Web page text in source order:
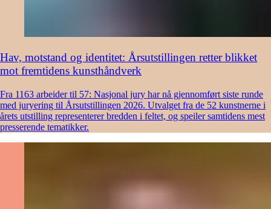
Hav, motstand og identitet: Årsutstillingen retter blikket
mot fremtidens kunsthåndverk
Fra 1163 arbeider til 57: Nasjonal jury har nå gjennomført siste runde
med juryering til Årsutstillingen 2026. Utvalget fra de 52 kunstnerne i
årets utstilling representerer bredden i feltet, og speiler samtidens mest
presserende tematikker.